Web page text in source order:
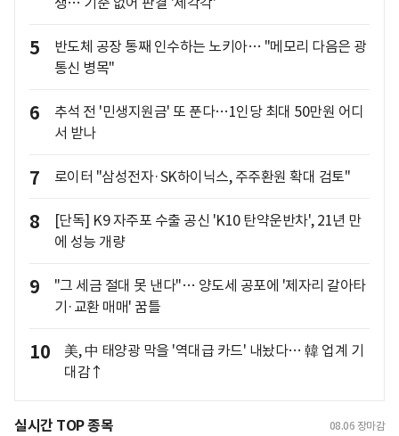
5
반도체 공장 통째 인수하는 노키아… "메모리 다음은 광
통신 병목"
6
추석 전 '민생지원금' 또 푼다…1인당 최대 50만원 어디
서 받나
7 로이터 "삼성전자·SK하이닉스, 주주환원 확대 검토"
8
[단독] K9 자주포 수출 공신 'K10 탄약운반차', 21년 만
에 성능 개량
9
"그 세금 절대 못 낸다"… 양도세 공포에 '제자리 갈아타
기·교환 매매' 꿈틀
10
美, 中 태양광 막을 '역대급 카드' 내놨다… 韓 업계 기
대감↑
실시간 TOP 종목 08.06 장마감